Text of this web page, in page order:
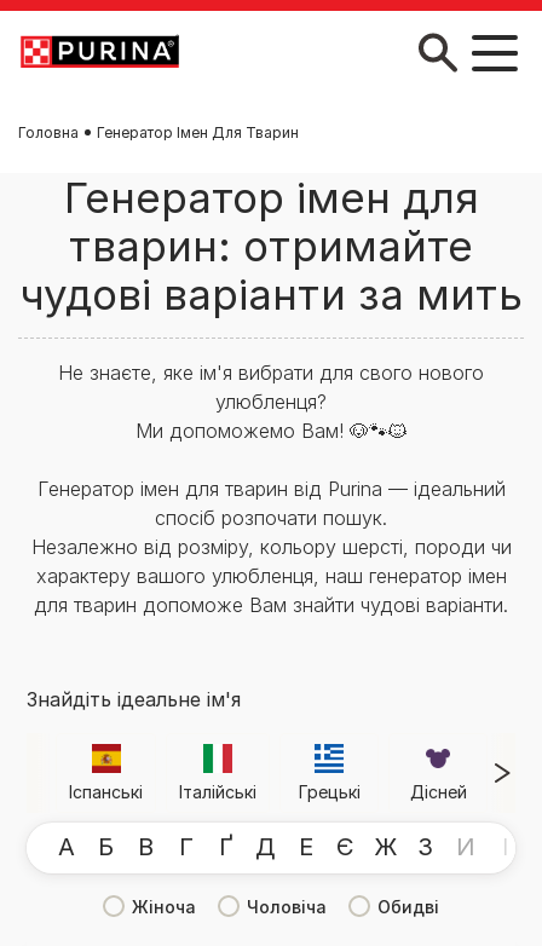
Skip to main content
Головна Генератор Імен Для Тварин
Генератор імен для
тварин: отримайте
чудові варіанти за мить
Не знаєте, яке ім'я вибрати для свого нового
улюбленця?
Ми допоможемо Вам! 🐶🐾🐱
Генератор імен для тварин від Purina — ідеальний
спосіб розпочати пошук.
Незалежно від розміру, кольору шерсті, породи чи
характеру вашого улюбленця, наш генератор імен
для тварин допоможе Вам знайти чудові варіанти.
Знайдіть ідеальне ім'я
Іспанські Італійські Грецькі Дісней
Жіноча Чоловіча Обидві
А Б В Г Ґ Д Е Є Ж З И І